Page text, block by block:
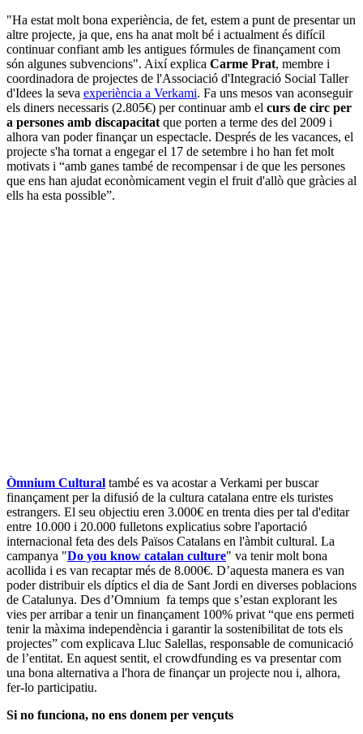
"Ha estat molt bona experiència, de fet, estem a punt de presentar un
altre projecte, ja que, ens ha anat molt bé i actualment és difícil
continuar confiant amb les antigues fórmules de finançament com
són algunes subvencions". Així explica Carme Prat, membre i
coordinadora de projectes de l'Associació d'Integració Social Taller
d'Idees la seva experiència a Verkami. Fa uns mesos van aconseguir
els diners necessaris (2.805€) per continuar amb el curs de circ per
a persones amb discapacitat que porten a terme des del 2009 i
alhora van poder finançar un espectacle. Després de les vacances, el
projecte s'ha tornat a engegar el 17 de setembre i ho han fet molt
motivats i “amb ganes també de recompensar i de que les persones
que ens han ajudat econòmicament vegin el fruit d'allò que gràcies al
ells ha esta possible”.
Òmnium Cultural també es va acostar a Verkami per buscar
finançament per la difusió de la cultura catalana entre els turistes
estrangers. El seu objectiu eren 3.000€ en trenta dies per tal d'editar
entre 10.000 i 20.000 fulletons explicatius sobre l'aportació
internacional feta des dels Països Catalans en l'àmbit cultural. La
campanya "Do you know catalan culture" va tenir molt bona
acollida i es van recaptar més de 8.000€. D’aquesta manera es van
poder distribuir els díptics el dia de Sant Jordi en diverses poblacions
de Catalunya. Des d’Omnium fa temps que s’estan explorant les
vies per arribar a tenir un finançament 100% privat “que ens permeti
tenir la màxima independència i garantir la sostenibilitat de tots els
projectes” com explicava Lluc Salellas, responsable de comunicació
de l’entitat. En aquest sentit, el crowdfunding es va presentar com
una bona alternativa a l'hora de finançar un projecte nou i, alhora,
fer-lo participatiu.
Si no funciona, no ens donem per vençuts